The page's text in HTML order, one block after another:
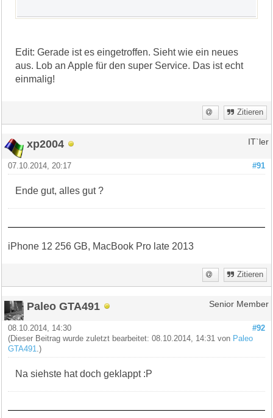
Edit: Gerade ist es eingetroffen. Sieht wie ein neues
aus. Lob an Apple für den super Service. Das ist echt
einmalig!
Zitieren
xp2004 IT`ler
#91
07.10.2014, 20:17
Ende gut, alles gut ?
iPhone 12 256 GB, MacBook Pro late 2013
Zitieren
Paleo GTA491 Senior Member
#92
08.10.2014, 14:30
(Dieser Beitrag wurde zuletzt bearbeitet: 08.10.2014, 14:31 von Paleo
GTA491 .)
Na siehste hat doch geklappt :P